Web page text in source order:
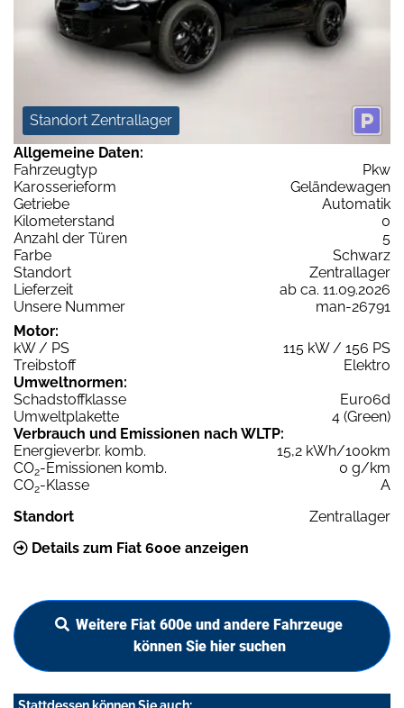
Standort Zentrallager
Allgemeine Daten:
Fahrzeugtyp
Pkw
Karosserieform
Geländewagen
Getriebe
Automatik
Kilometerstand
0
Anzahl der Türen
5
Farbe
Schwarz
Standort
Zentrallager
Lieferzeit
ab ca. 11.09.2026
Unsere Nummer
man-26791
Motor:
kW / PS
115 kW / 156 PS
Treibstoff
Elektro
Umweltnormen:
Schadstoffklasse
Euro6d
Umweltplakette
4 (Green)
Verbrauch und Emissionen nach WLTP:
Energieverbr. komb.
15,2 kWh/100km
CO2-Emissionen komb.
0 g/km
CO2-Klasse
A
Standort
Zentrallager
Details zum Fiat 600e anzeigen
Weitere Fiat 600e und andere Fahrzeuge
können Sie hier suchen
Stattdessen können Sie auch: